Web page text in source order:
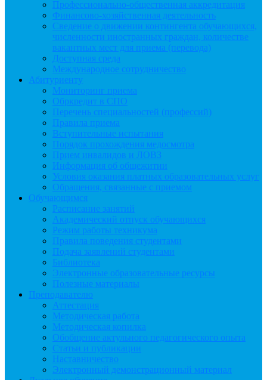
Профессионально-общественная аккредитация
Финансово-хозяйственная деятельность
Сведение о движении контингента обучающихся,
численности иностранных граждан, количестве
вакантных мест для приема (перевода)
Доступная среда
Международное сотрудничество
Абитуриенту
Мониторинг приема
Обркредит в СПО
Перечень специальностей (профессий)
Правила приема
Вступительные испытания
Порядок прохождения медосмотра
Прием инвалидов и ЛОВЗ
Информация об общежитии
Условия оказания платных образовательных услуг
Обращения, связанные с приемом
Обучающимся
Расписание занятий
Академический отпуск обучающихся
Режим работы техникума
Правила поведения студентами
Подача заявлений студентами
Библиотека
Электронные образовательные ресурсы
Полезные материалы
Преподавателю
Аттестация
Методическая работа
Методическая копилка
Обобщение актульного педагогического опыта
Статьи и публикации
Наставничество
Электронный демонстрационный материал